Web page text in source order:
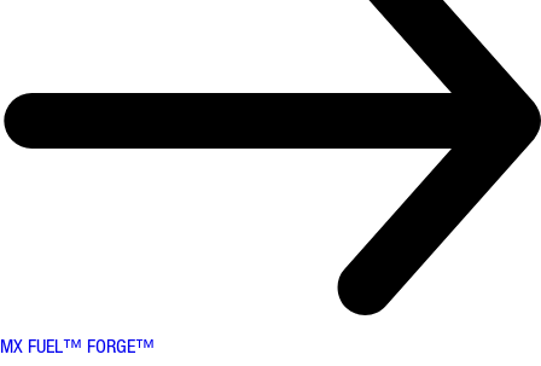
MX FUEL™ FORGE™